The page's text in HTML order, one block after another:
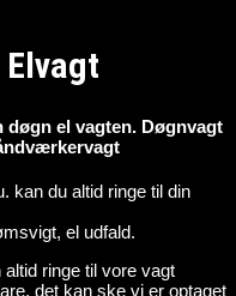
el vagten. Døgnvagt
kan du altid ringe til din
el udfald.
ringe til vore vagt
det kan ske vi er optaget